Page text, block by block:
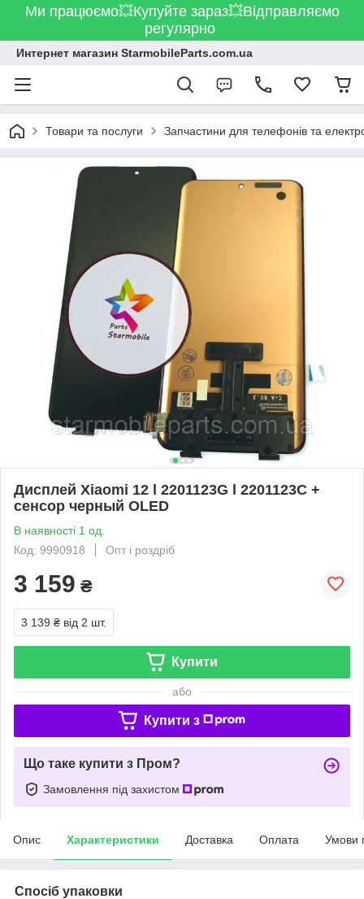
Ми працюємо💥Купуйте зараз💥Відправляємо
регулярно
Интернет магазин StarmobileParts.com.ua
Товари та послуги Запчастини для телефонів та
Дисплей Xiaomi 12 l 2201123G l 2201123C +
сенсор черный OLED
В наявності 1 од.
Код: 9990918
Опт і роздріб
3 159 ₴
3 139 ₴ від 2 шт.
Купити
або
Купити з
Що таке купити з Пром?
Замовлення під захистом
Опис Характеристики Доставка Оплата Умови
Спосіб упаковки